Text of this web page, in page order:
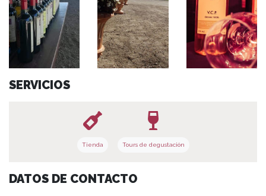
SERVICIOS
Tienda Tours de degustación
DATOS DE CONTACTO